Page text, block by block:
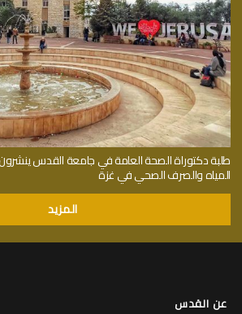
طلبة دكتوراة الصحة العامة في جامعة القدس
المياه والصرف الصحي في غزة
المزيد
عن القدس